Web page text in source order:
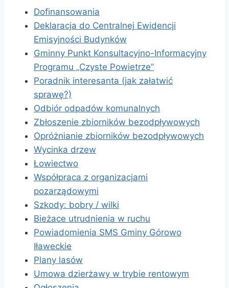
Dofinansowania
Deklaracja do Centralnej Ewidencji
Emisyjności Budynków
Gminny Punkt Konsultacyjno-Informacyjny
Programu „Czyste Powietrze”
Poradnik interesanta (jak załatwić
sprawę?)
Odbiór odpadów komunalnych
Zbłoszenie zbiorników bezodpływowych
Opróżnianie zbiorników bezodpływowych
Wycinka drzew
Łowiectwo
Współpraca z organizacjami
pozarządowymi
Szkody: bobry / wilki
Bieżace utrudnienia w ruchu
Powiadomienia SMS Gminy Górowo
Iławeckie
Plany lasów
Umowa dzierżawy w trybie rentowym